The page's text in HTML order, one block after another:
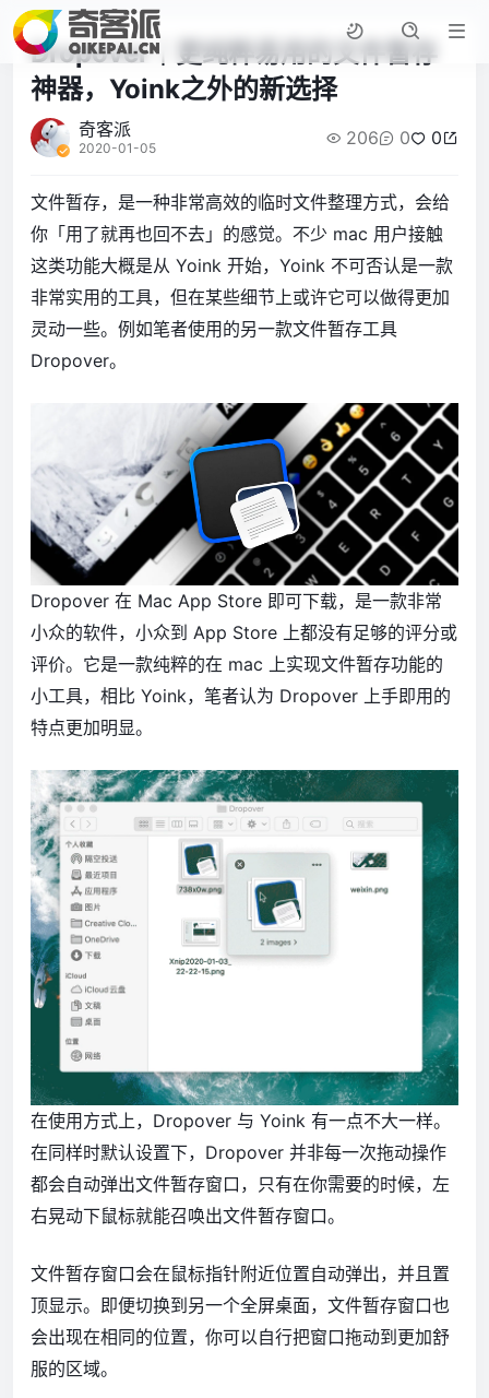
Dropover｜更纯粹易用的文件暂存
神器，Yoink之外的新选择
奇客派
2020-01-05 206 0 0
文件暂存，是一种非常高效的临时文件整理方式，会给
你「用了就再也回不去」的感觉。不少 mac 用户接触
这类功能大概是从 Yoink 开始，Yoink 不可否认是一款
非常实用的工具，但在某些细节上或许它可以做得更加
灵动一些。例如笔者使用的另一款文件暂存工具
Dropover。
Dropover 在 Mac App Store 即可下载，是一款非常
小众的软件，小众到 App Store 上都没有足够的评分或
评价。它是一款纯粹的在 mac 上实现文件暂存功能的
小工具，相比 Yoink，笔者认为 Dropover 上手即用的
特点更加明显。
在使用方式上，Dropover 与 Yoink 有一点不大一样。
在同样时默认设置下，Dropover 并非每一次拖动操作
都会自动弹出文件暂存窗口，只有在你需要的时候，左
右晃动下鼠标就能召唤出文件暂存窗口。
文件暂存窗口会在鼠标指针附近位置自动弹出，并且置
顶显示。即便切换到另一个全屏桌面，文件暂存窗口也
会出现在相同的位置，你可以自行把窗口拖动到更加舒
服的区域。